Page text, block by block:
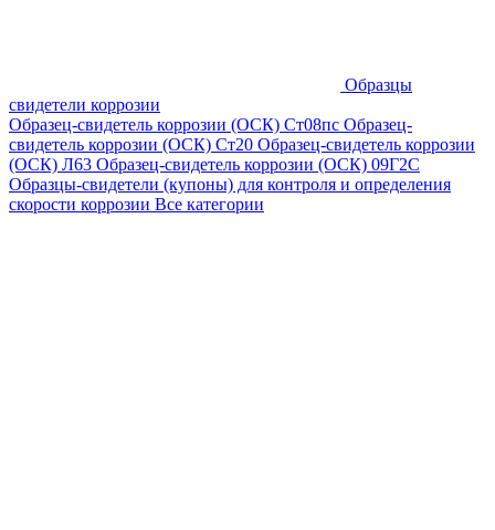
Образцы
свидетели коррозии
Образец-свидетель коррозии (ОСК) Ст08пс Образец-
свидетель коррозии (ОСК) Ст20 Образец-свидетель коррозии
(ОСК) Л63 Образец-свидетель коррозии (ОСК) 09Г2С
Образцы-свидетели (купоны) для контроля и определения
скорости коррозии Все категории